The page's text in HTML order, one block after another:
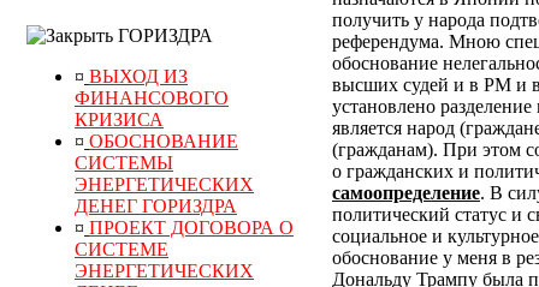
ГОРИЗДРА
¤ ВЫХОД ИЗ
ФИНАНСОВОГО
КРИЗИСА
¤ ОБОСНОВАНИЕ
СИСТЕМЫ
ЭНЕРГЕТИЧЕСКИХ
ДЕНЕГ ГОРИЗДРА
¤ ПРОЕКТ ДОГОВОРА О
СИСТЕМЕ
ЭНЕРГЕТИЧЕСКИХ
получить у народа
референдума. Мною
обоснование
высших судей и в РМ и
установлено
является народ
(гражданам). При этом
о гражданских и
самоопределение. В
политический статус и
социальное и
обоснование у меня в
Дональду Трампу была